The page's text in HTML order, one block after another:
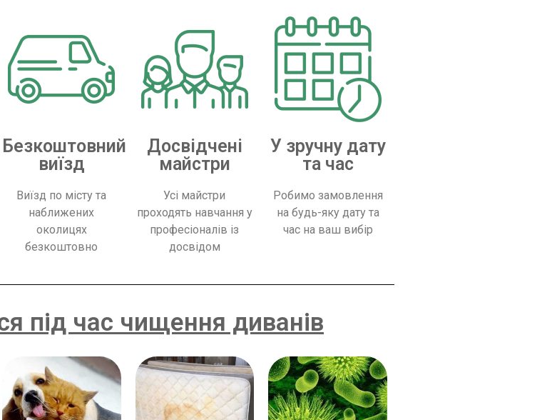
Безкоштовний
виїзд
Виїзд по місту та
наближених
околицях
безкоштовно
Досвідчені
майстри
Усі майстри
проходять навчання у
професіоналів із
досвідом
У зручну дату
та час
Робимо замовлення
на будь-яку дату та
час на ваш вибір
під час чищення диванів